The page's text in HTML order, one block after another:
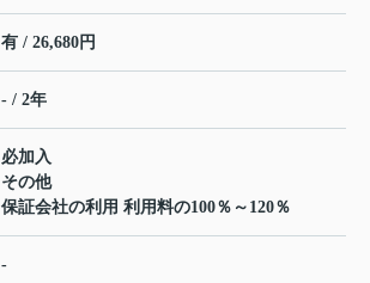
有 / 26,680円
- / 2年
必加入
その他
保証会社の利用 利用料の100％～120％
-